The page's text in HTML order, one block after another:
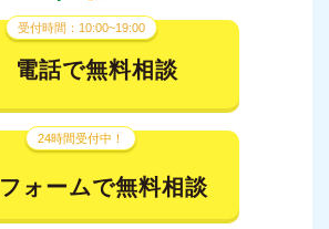
受付時間：10:00~19:00
電話で無料相談
24時間受付中！
フォームで無料相談